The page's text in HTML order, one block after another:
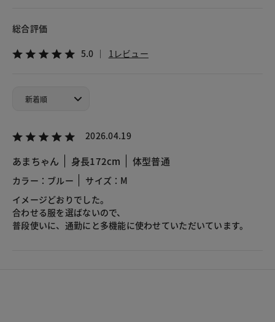
総合評価
5.0 1レビュー
2026.04.19
あまちゃん 身長172cm 体型普通
カラー：ブルー
サイズ：M
イメージどおりでした。
合わせる服を選ばないので、
普段使いに、通勤にと多機能に使わせていただいています。